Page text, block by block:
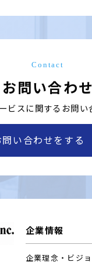
Contact
お問い合わ
ビスに関する お問い
問い合わせをする
企業情報
企業理念・ビジ